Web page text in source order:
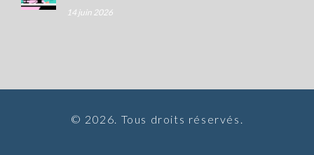
14 juin 2026
© 2026. Tous droits réservés.